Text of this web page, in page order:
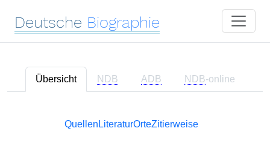
Deutsche Biographie
Übersicht NDB ADB NDB-online
Quellen LiteraturOrteZitierweise